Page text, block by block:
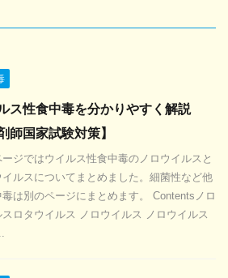
ス性食中毒を分かりやすく解説
師国家試験対策】
ージではウイルス性食中毒のノロウイルスと
イルスについてまとめました。細菌性など他
は別のページにまとめます。 Contentsノロ
スロタウイルス ノロウイルス ノロウイルス